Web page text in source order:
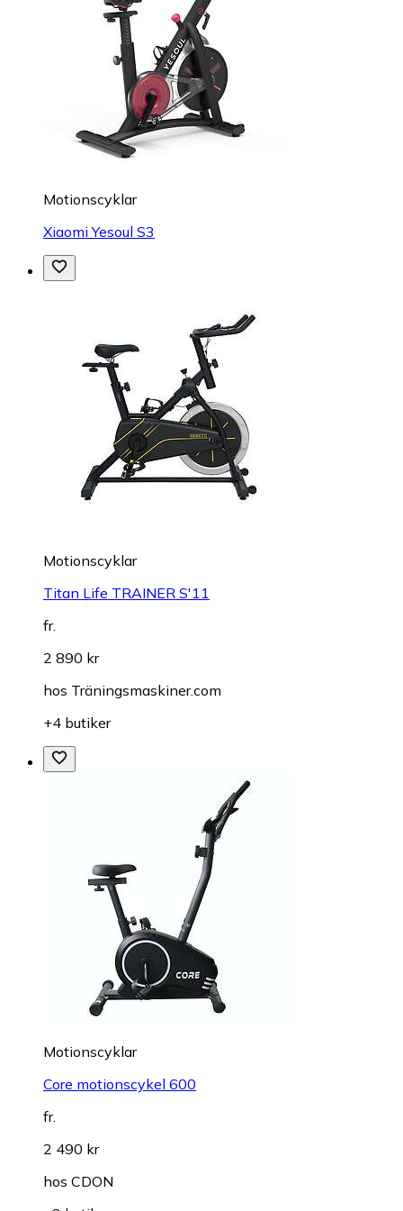
Motionscyklar
Xiaomi Yesoul S3
Motionscyklar
Titan Life TRAINER S'11
fr.
2 890 kr
hos Träningsmaskiner.com
+4 butiker
Motionscyklar
Core motionscykel 600
fr.
2 490 kr
hos CDON